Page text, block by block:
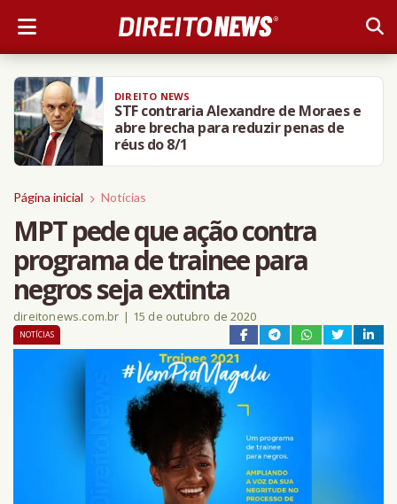
AMO DIREITO
Universidade de Chicago proíbe
celular, tablet e laptop em aulas do 1º
ano de Direito
Página inicial Notícias
MPT pede que ação contra
programa de trainee para
negros seja extinta
direitonews.com.br | 15 de outubro de 2020
NOTÍCIAS